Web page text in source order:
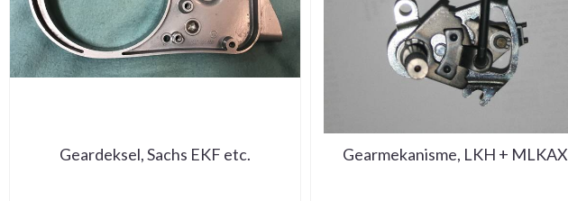
Geardeksel, Sachs EKF etc. Gearmekanisme, LKH + MLKAX